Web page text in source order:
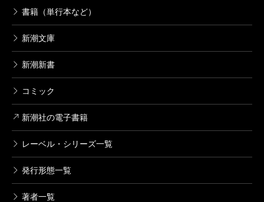
書籍（単行本など）
新潮文庫
新潮新書
コミック
新潮社の電子書籍
レーベル・シリーズ一覧
発行形態一覧
著者一覧